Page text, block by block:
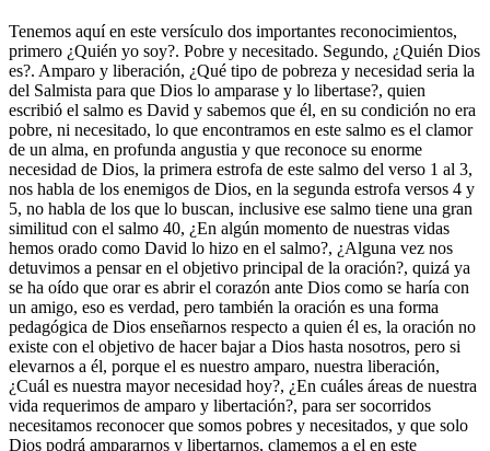
Tenemos aquí en este versículo dos importantes reconocimientos,
primero ¿Quién yo soy?. Pobre y necesitado. Segundo, ¿Quién Dios
es?. Amparo y liberación, ¿Qué tipo de pobreza y necesidad seria la
del Salmista para que Dios lo amparase y lo libertase?, quien
escribió el salmo es David y sabemos que él, en su condición no era
pobre, ni necesitado, lo que encontramos en este salmo es el clamor
de un alma, en profunda angustia y que reconoce su enorme
necesidad de Dios, la primera estrofa de este salmo del verso 1 al 3,
nos habla de los enemigos de Dios, en la segunda estrofa versos 4 y
5, no habla de los que lo buscan, inclusive ese salmo tiene una gran
similitud con el salmo 40, ¿En algún momento de nuestras vidas
hemos orado como David lo hizo en el salmo?, ¿Alguna vez nos
detuvimos a pensar en el objetivo principal de la oración?, quizá ya
se ha oído que orar es abrir el corazón ante Dios como se haría con
un amigo, eso es verdad, pero también la oración es una forma
pedagógica de Dios enseñarnos respecto a quien él es, la oración no
existe con el objetivo de hacer bajar a Dios hasta nosotros, pero si
elevarnos a él, porque el es nuestro amparo, nuestra liberación,
¿Cuál es nuestra mayor necesidad hoy?, ¿En cuáles áreas de nuestra
vida requerimos de amparo y libertación?, para ser socorridos
necesitamos reconocer que somos pobres y necesitados, y que solo
Dios podrá ampararnos y libertarnos, clamemos a el en este